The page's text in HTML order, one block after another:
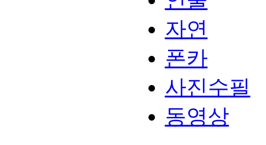
자연
폰카
사진수필
동영상